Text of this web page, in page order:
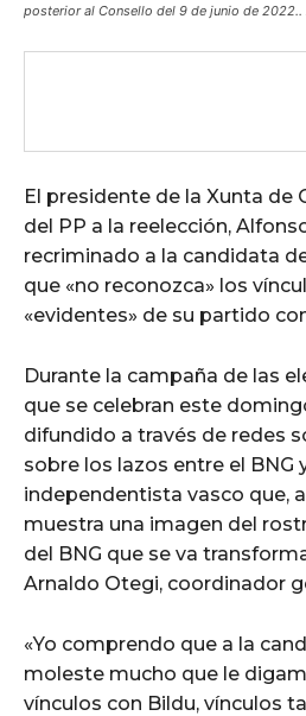
posterior al Consello del 9 de junio de 2022..
El presidente de la Xunta de
del PP a la reelección,
recriminado a la candidata
que «no reconozca» los
«evidentes» de su partido
Durante la campaña de las
que se celebran este
difundido a través de redes
sobre los lazos entre el BNG
independentista vasco que,
muestra una imagen del
del BNG que se va
Arnaldo Otegi, coordinador
«Yo comprendo que a la
moleste mucho que le
vínculos con Bildu, vínculos